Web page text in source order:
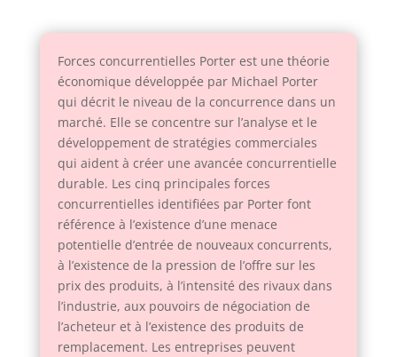
Forces concurrentielles Porter est une théorie
économique développée par Michael Porter
qui décrit le niveau de la concurrence dans un
marché. Elle se concentre sur l’analyse et le
développement de stratégies commerciales
qui aident à créer une avancée concurrentielle
durable. Les cinq principales forces
concurrentielles identifiées par Porter font
référence à l’existence d’une menace
potentielle d’entrée de nouveaux concurrents,
à l’existence de la pression de l’offre sur les
prix des produits, à l’intensité des rivaux dans
l’industrie, aux pouvoirs de négociation de
l’acheteur et à l’existence des produits de
remplacement. Les entreprises peuvent